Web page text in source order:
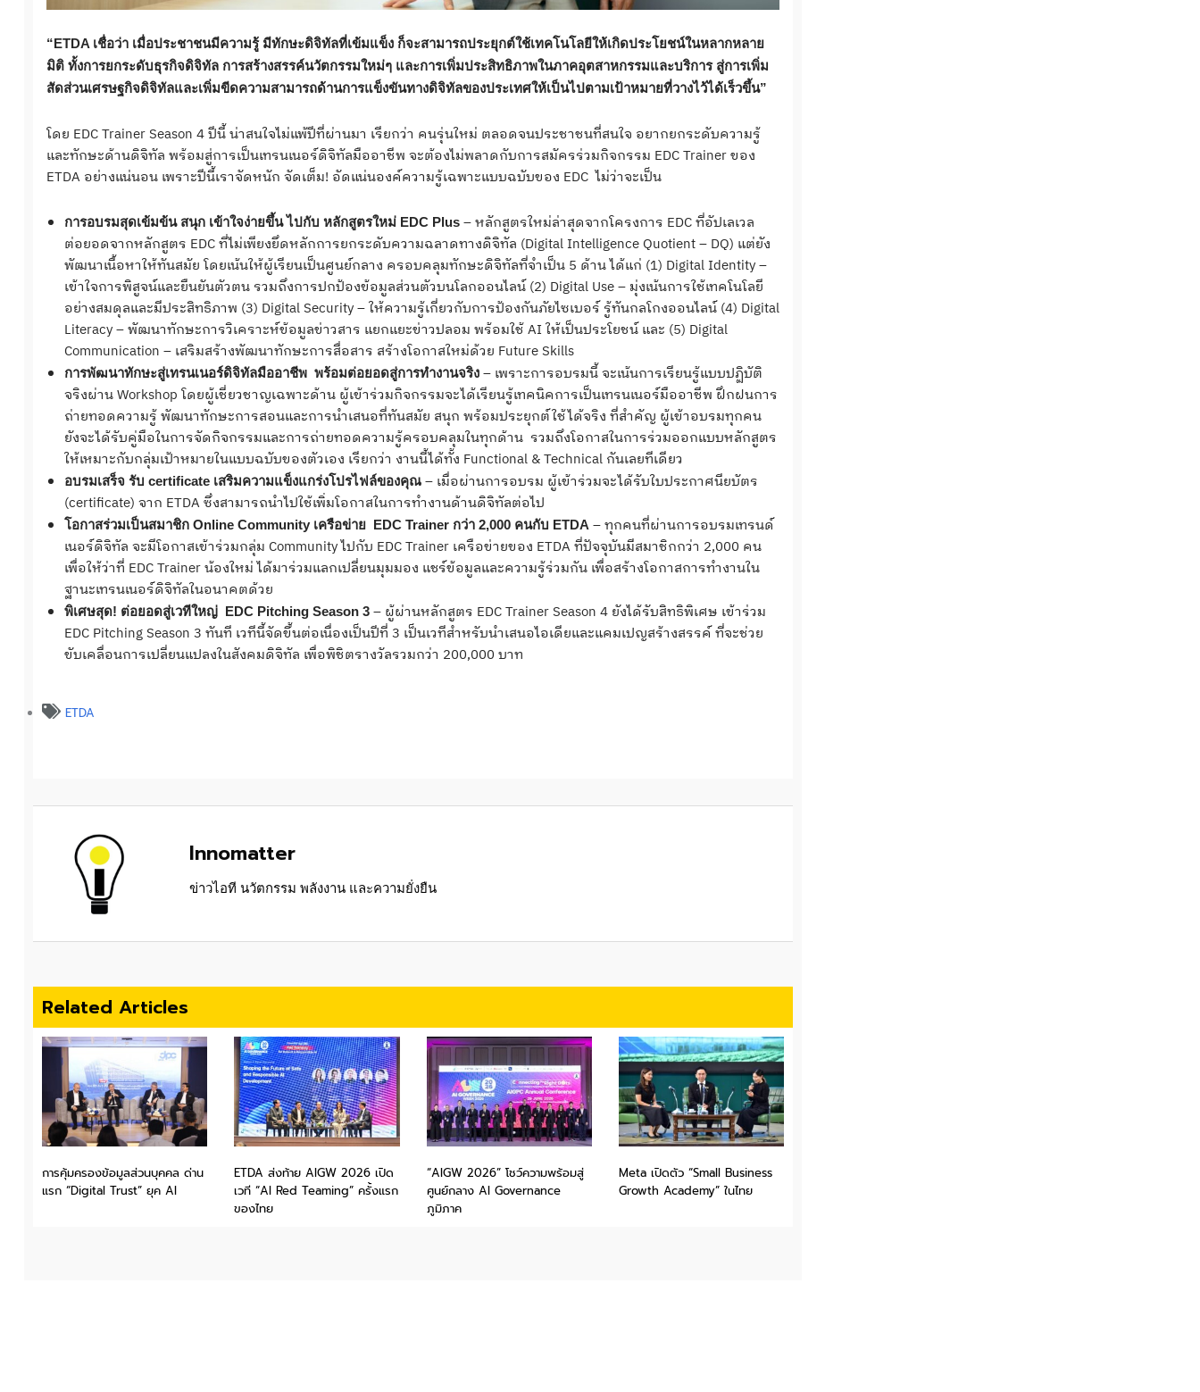
“ETDA เชื่อว่า เมื่อประชาชนมีความรู้ มีทักษะดิจิทัลที่เข้มแข็ง ก็จะสามารถประยุกต์ใช้เทคโนโลยีให้เกิดประโยชน์ในหลากหลาย
มิติ ทั้งการยกระดับธุรกิจดิจิทัล การสร้างสรรค์นวัตกรรมใหม่ๆ และการเพิ่มประสิทธิภาพในภาคอุตสาหกรรมและบริการ สู่การเพิ่ม
สัดส่วนเศรษฐกิจดิจิทัลและเพิ่มขีดความสามารถด้านการแข็งขันทางดิจิทัลของประเทศให้เป็นไปตามเป้าหมายที่วางไว้ได้เร็วขึ้น”
โดย EDC Trainer Season 4 ปีนี้ น่าสนใจไม่แพ้ปีที่ผ่านมา เรียกว่า คนรุ่นใหม่ ตลอดจนประชาชนที่สนใจ อยากยกระดับความรู้
และทักษะด้านดิจิทัล พร้อมสู่การเป็นเทรนเนอร์ดิจิทัลมืออาชีพ จะต้องไม่พลาดกับการสมัครร่วมกิจกรรม EDC Trainer ของ
ETDA อย่างแน่นอน เพราะปีนี้เราจัดหนัก จัดเต็ม! อัดแน่นองค์ความรู้เฉพาะแบบฉบับของ EDC ไม่ว่าจะเป็น
การอบรมสุดเข้มข้น สนุก เข้าใจง่ายขึ้น ไปกับ หลักสูตรใหม่ EDC Plus– หลักสูตรใหม่ล่าสุดจากโครงการ EDC ที่อัปเลเวล
ต่อยอดจากหลักสูตร EDC ที่ไม่เพียงยึดหลักการยกระดับความฉลาดทางดิจิทัล (Digital Intelligence Quotient – DQ) แต่ยัง
พัฒนาเนื้อหาให้ทันสมัย โดยเน้นให้ผู้เรียนเป็นศูนย์กลาง ครอบคลุมทักษะดิจิทัลที่จำเป็น 5 ด้าน ได้แก่ (1) Digital Identity –
เข้าใจการพิสูจน์และยืนยันตัวตน รวมถึงการปกป้องข้อมูลส่วนตัวบนโลกออนไลน์ (2) Digital Use – มุ่งเน้นการใช้เทคโนโลยี
อย่างสมดุลและมีประสิทธิภาพ (3) Digital Security – ให้ความรู้เกี่ยวกับการป้องกันภัยไซเบอร์ รู้ทันกลโกงออนไลน์ (4) Digital
Literacy – พัฒนาทักษะการวิเคราะห์ข้อมูลข่าวสาร แยกแยะข่าวปลอม พร้อมใช้ AI ให้เป็นประโยชน์ และ (5) Digital
Communication – เสริมสร้างพัฒนาทักษะการสื่อสาร สร้างโอกาสใหม่ด้วย Future Skills
การพัฒนาทักษะสู่เทรนเนอร์ดิจิทัลมืออาชีพ พร้อมต่อยอดสู่การทำงานจริง – เพราะการอบรมนี้ จะเน้นการเรียนรู้แบบปฏิบัติ
จริงผ่าน Workshop โดยผู้เชี่ยวชาญเฉพาะด้าน ผู้เข้าร่วมกิจกรรมจะได้เรียนรู้เทคนิคการเป็นเทรนเนอร์มืออาชีพ ฝึกฝนการ
ถ่ายทอดความรู้ พัฒนาทักษะการสอนและการนำเสนอที่ทันสมัย สนุก พร้อมประยุกต์ใช้ได้จริง ที่สำคัญ ผู้เข้าอบรมทุกคน
ยังจะได้รับคู่มือในการจัดกิจกรรมและการถ่ายทอดความรู้ครอบคลุมในทุกด้าน รวมถึงโอกาสในการร่วมออกแบบหลักสูตร
ให้เหมาะกับกลุ่มเป้าหมายในแบบฉบับของตัวเอง เรียกว่า งานนี้ได้ทั้ง Functional & Technical กันเลยทีเดียว
อบรมเสร็จ รับ certificate เสริมความแข็งแกร่งโปรไฟล์ของคุณ– เมื่อผ่านการอบรม ผู้เข้าร่วมจะได้รับใบประกาศนียบัตร
(certificate) จาก ETDA ซึ่งสามารถนำไปใช้เพิ่มโอกาสในการทำงานด้านดิจิทัลต่อไป
โอกาสร่วมเป็นสมาชิก Online Community เครือข่าย EDC Trainer กว่า 2,000 คนกับ ETDA– ทุกคนที่ผ่านการอบรมเทรนด์
เนอร์ดิจิทัล จะมีโอกาสเข้าร่วมกลุ่ม Community ไปกับ EDC Trainer เครือข่ายของ ETDA ที่ปัจจุบันมีสมาชิกกว่า 2,000 คน
เพื่อให้ว่าที่ EDC Trainer น้องใหม่ ได้มาร่วมแลกเปลี่ยนมุมมอง แชร์ข้อมูลและความรู้ร่วมกัน เพื่อสร้างโอกาสการทำงานใน
ฐานะเทรนเนอร์ดิจิทัลในอนาคตด้วย
พิเศษสุด! ต่อยอดสู่เวทีใหญ่ EDC Pitching Season 3– ผู้ผ่านหลักสูตร EDC Trainer Season 4 ยังได้รับสิทธิพิเศษ เข้าร่วม
EDC Pitching Season 3 ทันที เวทีนี้จัดขึ้นต่อเนื่องเป็นปีที่ 3 เป็นเวทีสำหรับนำเสนอไอเดียและแคมเปญสร้างสรรค์ ที่จะช่วย
ขับเคลื่อนการเปลี่ยนแปลงในสังคมดิจิทัล เพื่อพิชิตรางวัลรวมกว่า 200,000 บาท
ETDA
Innomatter
ข่าวไอที นวัตกรรม พลังงาน และความยั่งยืน
Related Articles
การคุ้มครองข้อมูลส่วนบุคคล ด่าน
แรก “Digital Trust” ยุค AI
ETDA ส่งท้าย AIGW 2026 เปิด
เวที “AI Red Teaming” ครั้งแรก
ของไทย
“AIGW 2026” โชว์ความพร้อมสู่
ศูนย์กลาง AI Governance
ภูมิภาค
Meta เปิดตัว “Small Business
Growth Academy” ในไทย